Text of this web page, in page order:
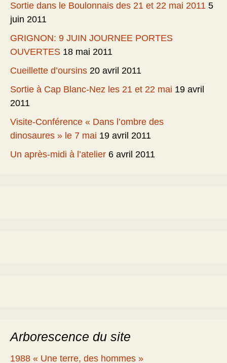
Sortie dans le Boulonnais des 21 et 22 mai 2011 5
juin 2011
GRIGNON: 9 JUIN JOURNEE PORTES
OUVERTES 18 mai 2011
Cueillette d’oursins 20 avril 2011
Sortie à Cap Blanc-Nez les 21 et 22 mai 19 avril
2011
Visite-Conférence « Dans l’ombre des
dinosaures » le 7 mai 19 avril 2011
Un après-midi à l’atelier 6 avril 2011
Arborescence du site
1988 « Une terre, des hommes »